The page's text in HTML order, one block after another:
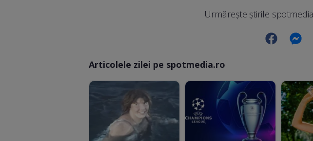
Urmărește știrile
Facebook
Articolele zilei pe spotmedia.ro